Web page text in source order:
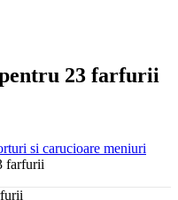
23 farfurii
si carucioare meniuri
farfurii